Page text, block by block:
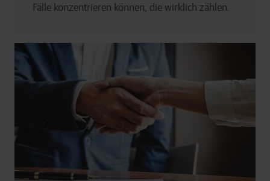
Fälle konzentrieren können, die wirklich zählen.